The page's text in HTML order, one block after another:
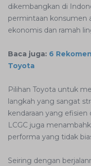
dikembangkan di
permintaan konsumen
ekonomis dan ramah
Baca juga: 6
Toyota
Pilihan Toyota untuk
langkah yang sangat
kendaraan yang
LCGC juga
performa yang tidak
Seiring dengan